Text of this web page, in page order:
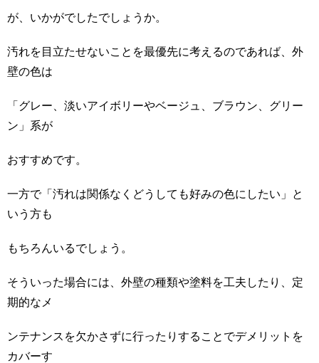
が、いかがでしたでしょうか。
汚れを目立たせないことを最優先に考えるのであれば、外
壁の色は
「グレー、淡いアイボリーやベージュ、ブラウン、グリー
ン」系が
おすすめです。
一方で「汚れは関係なくどうしても好みの色にしたい」と
いう方も
もちろんいるでしょう。
そういった場合には、外壁の種類や塗料を工夫したり、定
期的なメ
ンテナンスを欠かさずに行ったりすることでデメリットを
カバーす